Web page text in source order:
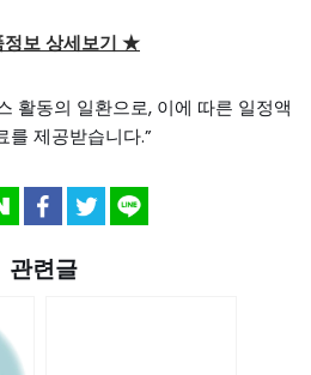
보 상세보기 ★
활동의 일환으로, 이에 따른 일정액
를 제공받습니다.”
관련글